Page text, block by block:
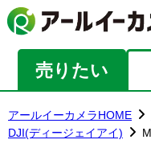
売りたい
アールイーカメラHOME
DJI(ディージェイアイ)